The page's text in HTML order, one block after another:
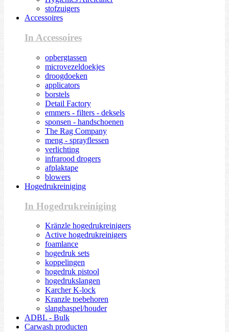
stofzuigers
Accessoires
In Accessoires
opbergtassen
microvezeldoekjes
droogdoeken
applicators
borstels
Detail Factory
emmers - filters - deksels
sponsen - handschoenen
The Rag Company
meng - sprayflessen
verlichting
infrarood drogers
afplaktape
blowers
Hogedrukreiniging
In Hogedrukreiniging
Kränzle hogedrukreinigers
Active hogedrukreinigers
foamlance
hogedruk sets
koppelingen
hogedruk pistool
hogedrukslangen
Karcher K-lock
Kranzle toebehoren
slanghaspel/houder
ADBL - Bulk
Carwash producten